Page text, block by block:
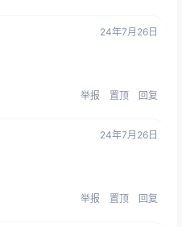
24年7月26日
举报 置顶 回复
24年7月26日
举报 置顶 回复